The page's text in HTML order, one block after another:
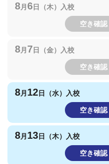
8月 6 日（木）入校
空き確
8月 7 日（金）入校
空き確
8月 12日（水）入校
空き確
8月 13日（木）入校
空き確